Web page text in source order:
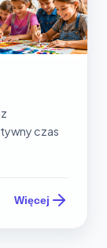
czas
Więcej